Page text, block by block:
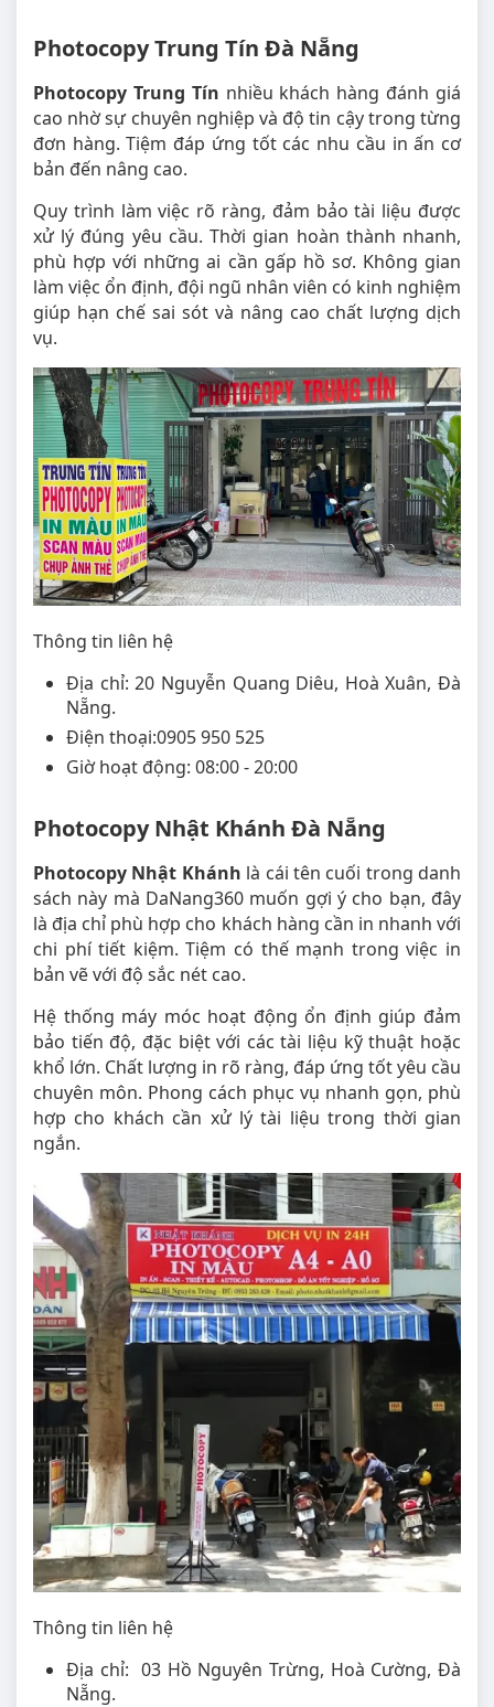
Photocopy Trung Tín Đà Nẵng
Photocopy Trung Tín nhiều khách hàng đánh giá
cao nhờ sự chuyên nghiệp và độ tin cậy trong từng
đơn hàng. Tiệm đáp ứng tốt các nhu cầu in ấn cơ
bản đến nâng cao.
Quy trình làm việc rõ ràng, đảm bảo tài liệu được
xử lý đúng yêu cầu. Thời gian hoàn thành nhanh,
phù hợp với những ai cần gấp hồ sơ. Không gian
làm việc ổn định, đội ngũ nhân viên có kinh nghiệm
giúp hạn chế sai sót và nâng cao chất lượng dịch
vụ.
Thông tin liên hệ
Địa chỉ: 20 Nguyễn Quang Diêu, Hoà Xuân, Đà
Nẵng.
Điện thoại:0905 950 525
Giờ hoạt động: 08:00 - 20:00
Photocopy Nhật Khánh Đà Nẵng
Photocopy Nhật Khánh là cái tên cuối trong danh
sách này mà DaNang360 muốn gợi ý cho bạn, đây
là địa chỉ phù hợp cho khách hàng cần in nhanh với
chi phí tiết kiệm. Tiệm có thế mạnh trong việc in
bản vẽ với độ sắc nét cao.
Hệ thống máy móc hoạt động ổn định giúp đảm
bảo tiến độ, đặc biệt với các tài liệu kỹ thuật hoặc
khổ lớn. Chất lượng in rõ ràng, đáp ứng tốt yêu cầu
chuyên môn. Phong cách phục vụ nhanh gọn, phù
hợp cho khách cần xử lý tài liệu trong thời gian
ngắn.
Thông tin liên hệ
Địa chỉ: 03 Hồ Nguyên Trừng, Hoà Cường, Đà
Nẵng.